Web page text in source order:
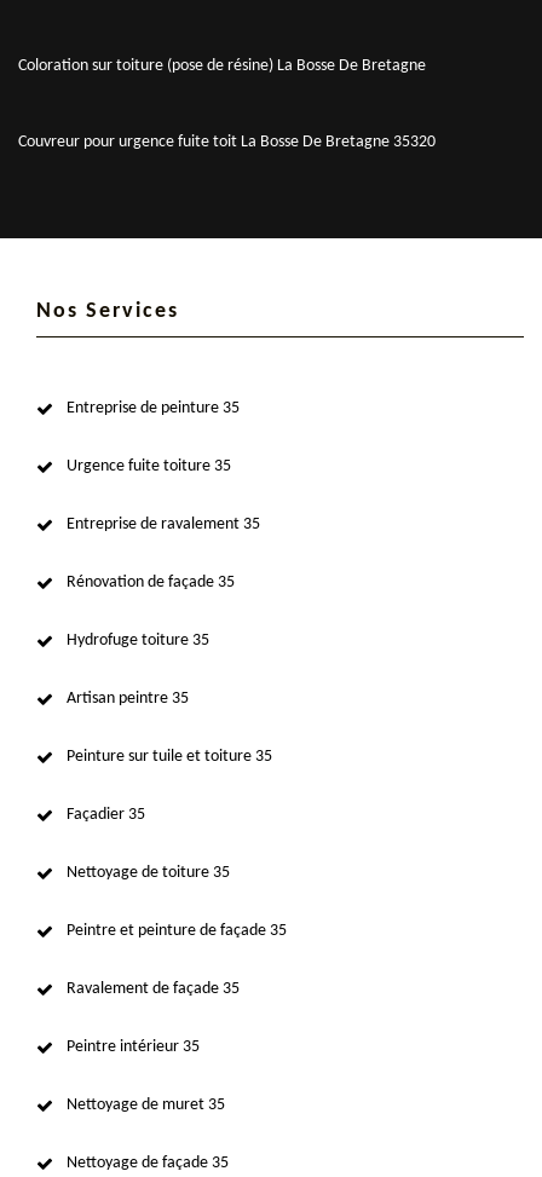
Coloration sur toiture (pose de résine) La Bosse De Bretagne
Couvreur pour urgence fuite toit La Bosse De Bretagne 35320
Nos Services
Entreprise de peinture 35
Urgence fuite toiture 35
Entreprise de ravalement 35
Rénovation de façade 35
Hydrofuge toiture 35
Artisan peintre 35
Peinture sur tuile et toiture 35
Façadier 35
Nettoyage de toiture 35
Peintre et peinture de façade 35
Ravalement de façade 35
Peintre intérieur 35
Nettoyage de muret 35
Nettoyage de façade 35